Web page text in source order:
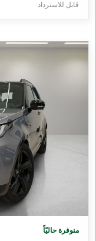
قابل للاسترداد
منوفرة حاليّاً